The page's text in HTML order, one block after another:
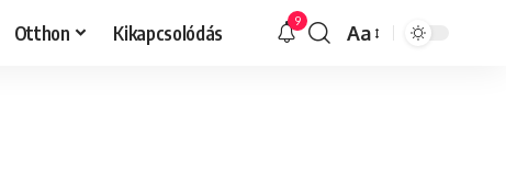
Otthon Kikapcsolódás 9
Font
Aa